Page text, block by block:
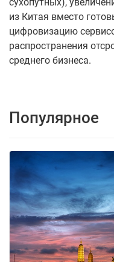
из Китая вместо
цифровизацию
распространения
среднего бизнеса.
Популярное